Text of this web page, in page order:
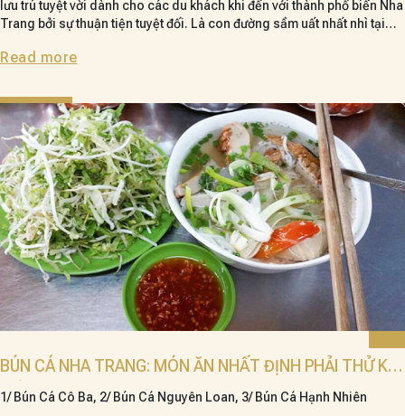
lưu trú tuyệt vời dành cho các du khách khi đến với thành phố biển Nha
Trang bởi sự thuận tiện tuyệt đối. Là con đường sầm uất nhất nhì tại
ai cũng chọn được một khách sạn tốt. Hãy cùng mình điểm qua những
Read more
BÚN CÁ NHA TRANG: MÓN ĂN NHẤT ĐỊNH PHẢI THỬ KHI
ĐẾN NHA TRANG
1/ Bún Cá Cô Ba, 2/ Bún Cá Nguyên Loan, 3/ Bún Cá Hạnh Nhiên